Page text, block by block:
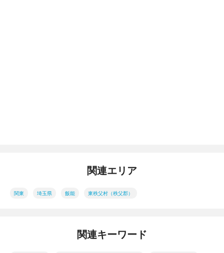
関連エリア
関東 埼玉県 飯能 東秩父村（秩父郡）
関連キーワード